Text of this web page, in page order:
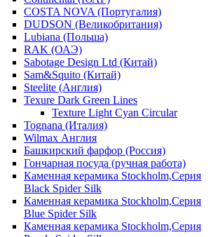
COSTA NOVA (Португалия)
DUDSON (Великобритания)
Lubiana (Польша)
RAK (ОАЭ)
Sabotage Design Ltd (Китай)
Sam&Squito (Китай)
Steelite (Англия)
Texure Dark Green Lines
Texture Light Cyan Circular
Tognana (Италия)
Wilmax Англия
Башкирский фарфор (Россия)
Гончарная посуда (ручная работа)
Каменная керамика Stockholm,Серия
Black Spider Silk
Каменная керамика Stockholm,Серия
Blue Spider Silk
Каменная керамика Stockholm,Серия